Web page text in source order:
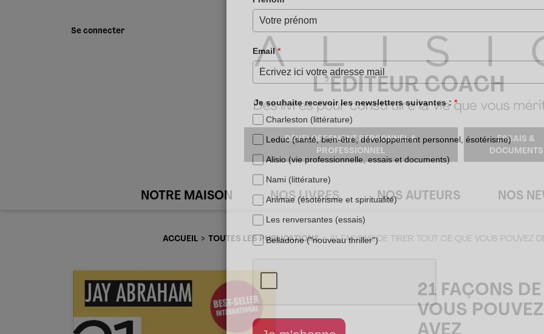
Se connecter
DÉVELOPPEMENT PERSONNEL &
PROFESSIONNEL
ESSAIS &
DOCUMENTS
NOTRE MAISON NOS LIVRES NOS AUTEURS NOS
ACCUEIL TOUTES LES PUBLICATIONS 21 FAÇONS DE TIRER TOUT CE QUE VOUS POUVEZ
21 FAÇONS
VOUS